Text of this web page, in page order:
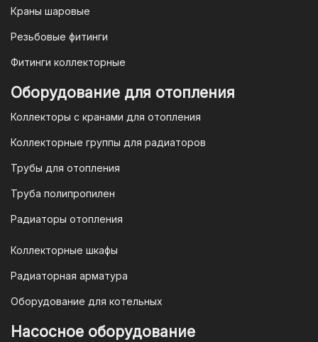
Краны шаровые
Резьбовые фитинги
Фитинги коллекторные
Оборудование для отопления
Коллекторы с кранами для отопления
Коллекторные группы для радиаторов
Трубы для отопления
Труба полипропилен
Радиаторы отопления
Коллекторные шкафы
Радиаторная арматура
Оборудование для котельных
Насосное оборудование